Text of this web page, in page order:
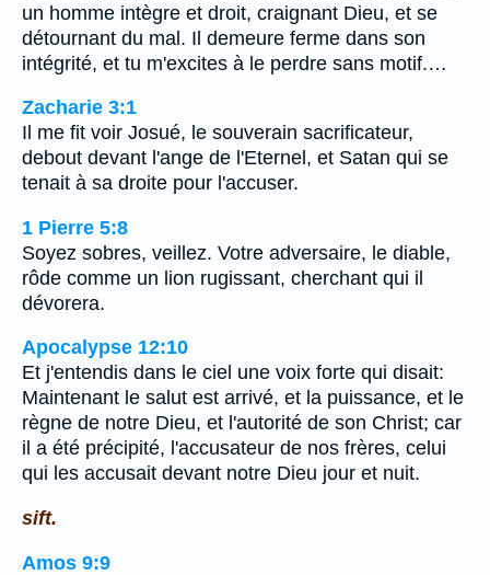
un homme intègre et droit, craignant Dieu, et se
détournant du mal. Il demeure ferme dans son
intégrité, et tu m'excites à le perdre sans motif.…
Zacharie 3:1
Il me fit voir Josué, le souverain sacrificateur,
debout devant l'ange de l'Eternel, et Satan qui se
tenait à sa droite pour l'accuser.
1 Pierre 5:8
Soyez sobres, veillez. Votre adversaire, le diable,
rôde comme un lion rugissant, cherchant qui il
dévorera.
Apocalypse 12:10
Et j'entendis dans le ciel une voix forte qui disait:
Maintenant le salut est arrivé, et la puissance, et le
règne de notre Dieu, et l'autorité de son Christ; car
il a été précipité, l'accusateur de nos frères, celui
qui les accusait devant notre Dieu jour et nuit.
sift.
Amos 9:9